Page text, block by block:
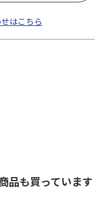
はこちら
品も買っています